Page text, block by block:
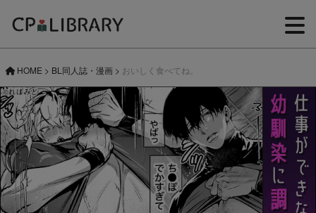
HOME > BL同人誌・漫画 > おいしく食べてね。